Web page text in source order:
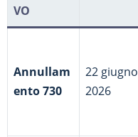
VO
Annullam
ento 730
22 giugno
2026